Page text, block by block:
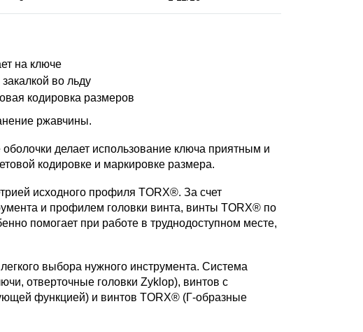
на ключе
во льду
кодировка размеров
ржавчины.
делает использование ключа приятным и
кодировке и маркировке размера.
исходного профиля TORX®. За счет
и профилем головки винта, винты TORX® по
помогает при работе в труднодоступном месте,
выбора нужного инструмента. Система
отверточные головки Zyklop), винтов с
функцией) и винтов TORX® (Г-образные